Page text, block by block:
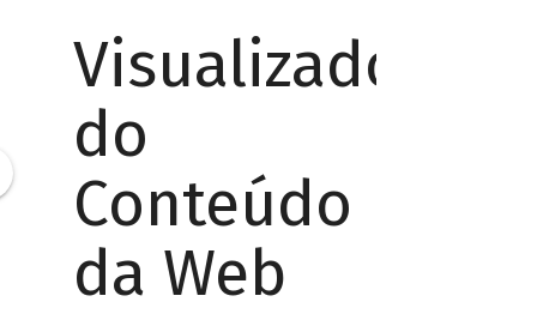
Visualizador
do
Conteúdo
da Web